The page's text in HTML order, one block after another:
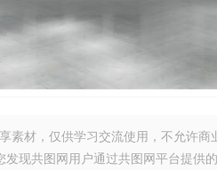
素材，仅供学习交流使用，不允许
现共图网用户通过共图网平台提供